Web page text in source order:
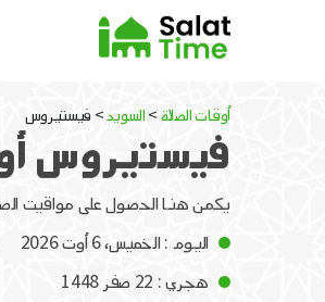
أوقات الصلاة > السويد> فيستيروس
فيستيروس
يكمن هنا الحصول على مواقيت
اليوم : الخميس، 6 أوت 2026
هجري : 22 صفر 1448